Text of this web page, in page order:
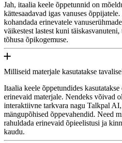
Jah, itaalia keele õppetunnid on
kättesaadavad igas vanuses
kohandada erinevatele
väikestest lastest kuni
tõhusa õpikogemuse.
Milliseid materjale kasutatakse
Itaalia keele õppetundides
erinevaid materjale. Nendeks võivad
interaktiivne tarkvara nagu Talkpal
mängupõhised õppevahendid. Need
rahuldada erinevaid õpieelistusi ja
kaudu.